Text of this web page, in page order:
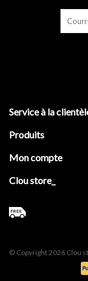
Service à la
Produits
Mon compte
Clou store_
© Copyright 2026 Clou